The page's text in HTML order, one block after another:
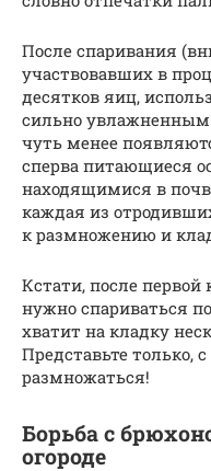
После спаривания
участвовавших в
десятков яиц,
сильно увлажненным
чуть менее
сперва питающиеся
находящимися в
каждая из
к размножению и
Кстати, после
нужно спариваться
хватит на кладку
Представьте только,
размножаться!
Борьба с
огороде